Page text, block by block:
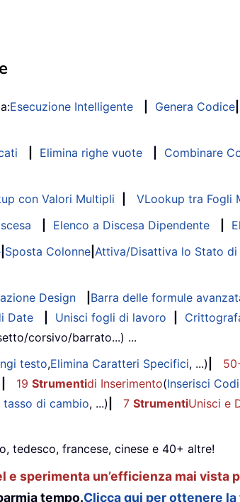
Esecuzione Intelligente Genera Codice
Elimina righe vuote Combinare
con Valori Multipli VLookup tra Fogli
Elenco a Discesa Dipendente
Sposta Colonne Attiva/Disattiva lo Stato
Design Barra delle formule
Date Unisci fogli di lavoro
corsivo/barrato...) ...
testo,Elimina Caratteri Specifici, ...)
19 Strumentidi Inserimento(Inserisci
tasso di cambio, ...) 7 StrumentiUnisci e
tedesco, francese, cinese e 40+ altre!
sperimenta un’efficienza mai vista
tempo.Clicca qui per ottenere